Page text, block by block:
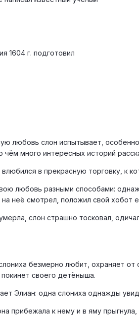
1604 г. подготовил
любовь слон испытывает,
чём много интересных историй
в прекрасную торговку, к
любовь разными способами:
неё смотрел, положил свой хобот
слон страшно тосковал,
безмерно любит, охраняет от
своего детёныша.
Элиан: одна слониха однажды
прибежала к нему и в яму